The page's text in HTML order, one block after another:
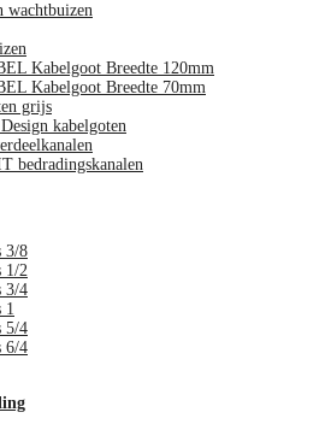
wachtbuizen
Kabelgoot Breedte 120mm
Kabelgoot Breedte 70mm
grijs
kabelgoten
bedradingskanalen
3/8
1/2
3/4
1
5/4
6/4